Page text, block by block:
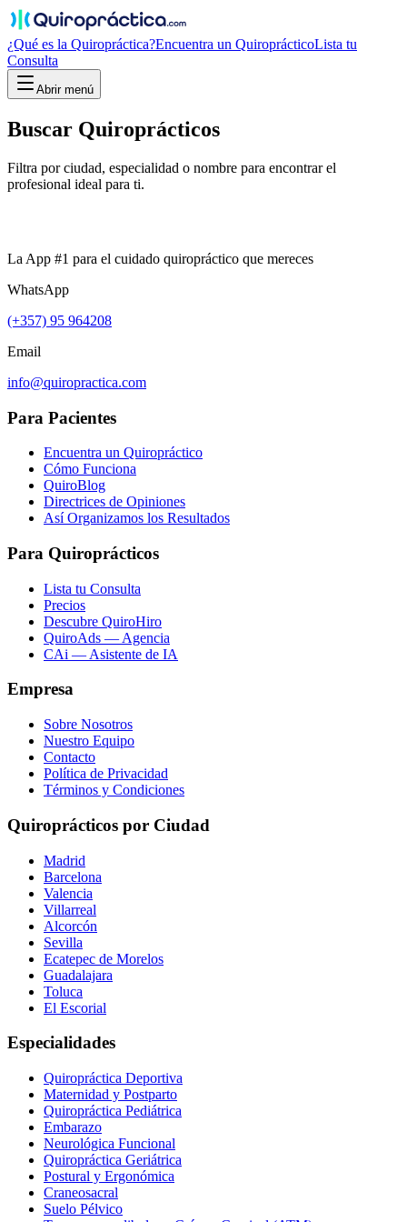
¿Qué es la Quiropráctica?Encuentra un QuiroprácticoLista tu
Consulta
Abrir menú
Buscar Quiroprácticos
Filtra por ciudad, especialidad o nombre para encontrar el
profesional ideal para ti.
La App #1 para el cuidado quiropráctico que mereces
WhatsApp
(+357) 95 964208
Email
info@quiropractica.com
Para Pacientes
Encuentra un Quiropráctico
Cómo Funciona
QuiroBlog
Directrices de Opiniones
Así Organizamos los Resultados
Para Quiroprácticos
Lista tu Consulta
Precios
Descubre QuiroHiro
QuiroAds — Agencia
CAi — Asistente de IA
Empresa
Sobre Nosotros
Nuestro Equipo
Contacto
Política de Privacidad
Términos y Condiciones
Quiroprácticos por Ciudad
Madrid
Barcelona
Valencia
Villarreal
Alcorcón
Sevilla
Ecatepec de Morelos
Guadalajara
Toluca
El Escorial
Especialidades
Quiropráctica Deportiva
Maternidad y Postparto
Quiropráctica Pediátrica
Embarazo
Neurológica Funcional
Quiropráctica Geriátrica
Postural y Ergonómica
Craneosacral
Suelo Pélvico